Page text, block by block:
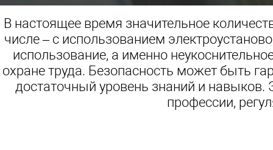
В настоящее время значительное
числе – с использованием
использование, а именно
охране труда. Безопасность может быть
достаточный уровень знаний и
профессии,